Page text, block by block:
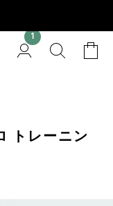
トレーニン